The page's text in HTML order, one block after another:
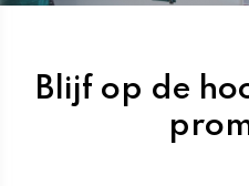
Blijf op de